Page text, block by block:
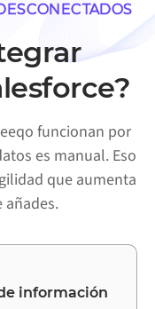
funcionan por
es manual. Eso
que aumenta
añades.
información